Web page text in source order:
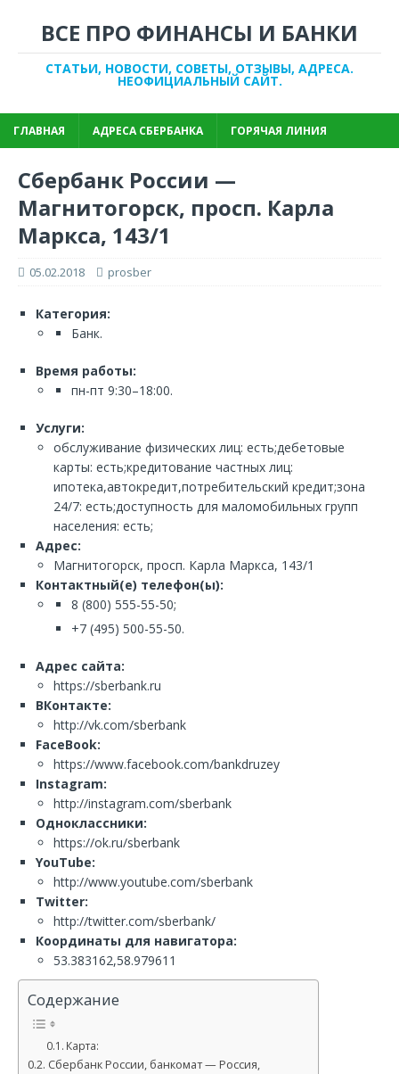
ВСЕ ПРО ФИНАНСЫ И БАНКИ
СТАТЬИ, НОВОСТИ, СОВЕТЫ, ОТЗЫВЫ, АДРЕСА.
НЕОФИЦИАЛЬНЫЙ САЙТ.
ГЛАВНАЯ АДРЕСА СБЕРБАНКА ГОРЯЧАЯ ЛИНИЯ
Сбербанк России —
Магнитогорск, просп. Карла
Маркса, 143/1
05.02.2018 prosber
Категория:
Банк.
Время работы:
пн-пт 9:30–18:00.
Услуги:
обслуживание физических лиц: есть;дебетовые
карты: есть;кредитование частных лиц:
ипотека,автокредит,потребительский кредит;зона
24/7: есть;доступность для маломобильных групп
населения: есть;
Адрес:
Магнитогорск, просп. Карла Маркса, 143/1
Контактный(е) телефон(ы):
8 (800) 555-55-50;
+7 (495) 500-55-50.
Адрес сайта:
https://sberbank.ru
ВКонтакте:
http://vk.com/sberbank
FaceBook:
https://www.facebook.com/bankdruzey
Instagram:
http://instagram.com/sberbank
Одноклассники:
https://ok.ru/sberbank
YouTube:
http://www.youtube.com/sberbank
Twitter:
http://twitter.com/sberbank/
Координаты для навигатора:
53.383162,58.979611
Содержание
Карта:
Сбербанк России, банкомат — Россия,